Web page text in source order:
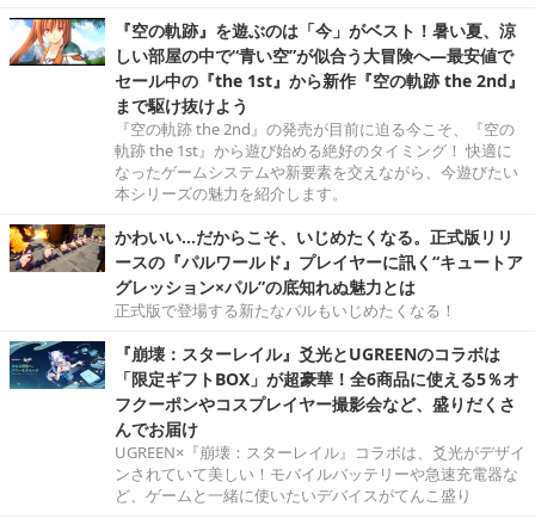
『空の軌跡』を遊ぶのは「今」がベスト！暑い夏、涼
しい部屋の中で“青い空”が似合う大冒険へ―最安値で
セール中の『the 1st』から新作『空の軌跡 the 2nd』
まで駆け抜けよう
『空の軌跡 the 2nd』の発売が目前に迫る今こそ、『空の
軌跡 the 1st』から遊び始める絶好のタイミング！ 快適に
なったゲームシステムや新要素を交えながら、今遊びたい
本シリーズの魅力を紹介します。
かわいい…だからこそ、いじめたくなる。正式版リリ
ースの『パルワールド』プレイヤーに訊く“キュートア
グレッション×パル”の底知れぬ魅力とは
正式版で登場する新たなパルもいじめたくなる！
『崩壊：スターレイル』爻光とUGREENのコラボは
「限定ギフトBOX」が超豪華！全6商品に使える5％オ
フクーポンやコスプレイヤー撮影会など、盛りだくさ
んでお届け
UGREEN×『崩壊：スターレイル』コラボは、爻光がデザイ
ンされていて美しい！モバイルバッテリーや急速充電器な
ど、ゲームと一緒に使いたいデバイスがてんこ盛り